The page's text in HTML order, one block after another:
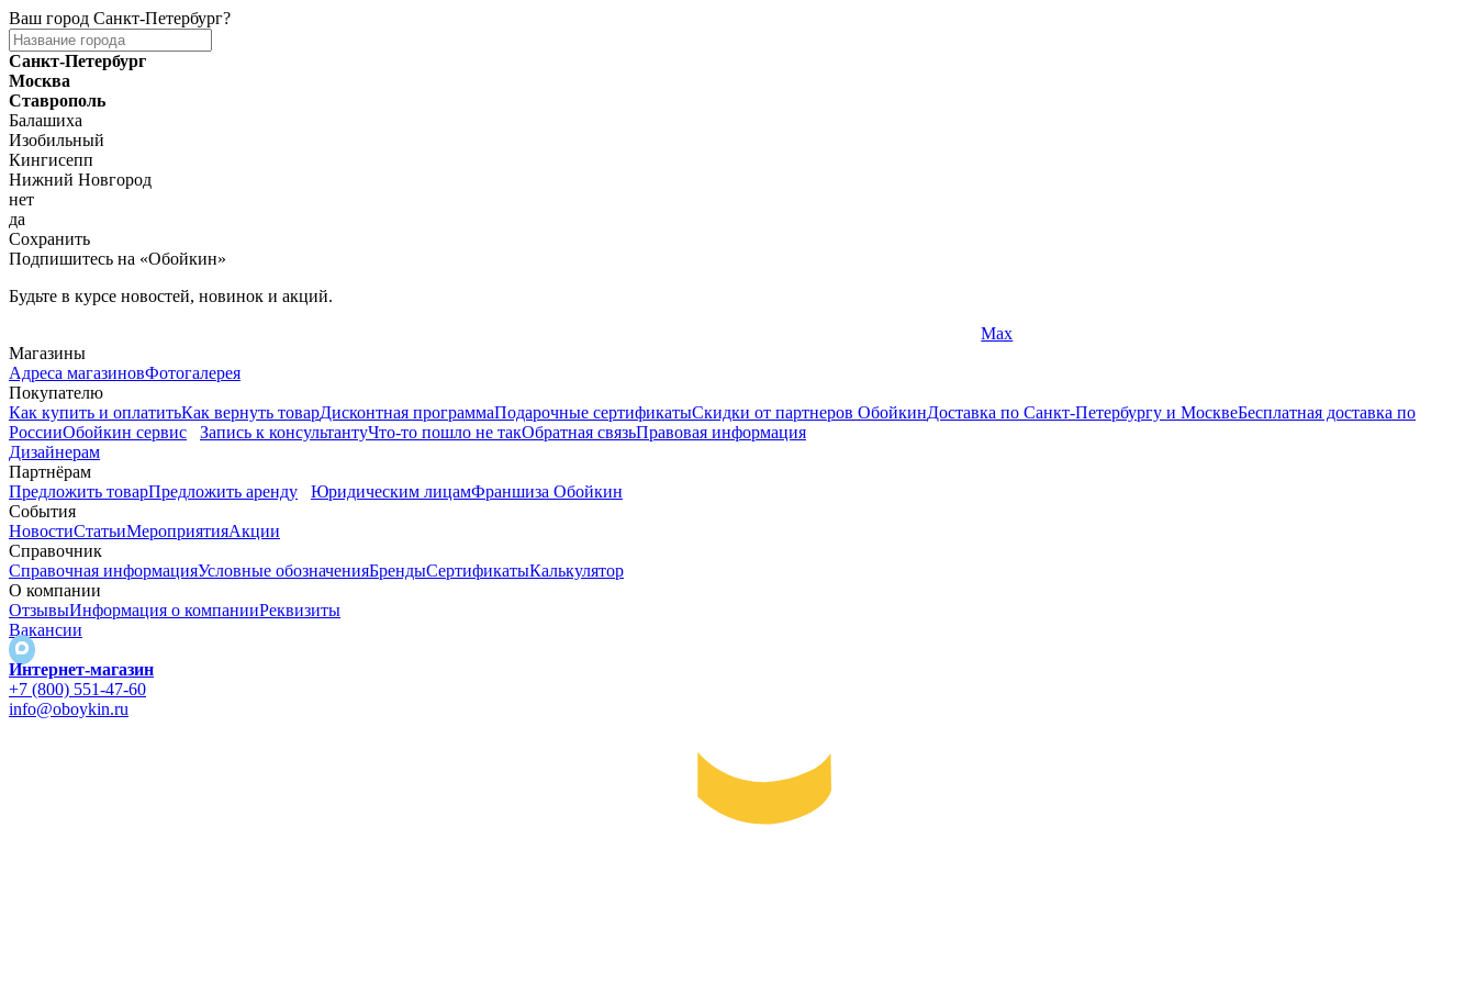
Ваш город Санкт-Петербург?
Санкт-Петербург
Москва
Ставрополь
Балашиха
Изобильный
Кингисепп
Нижний Новгород
нет
да
Сохранить
Подпишитесь на «Обойкин»
Будьте в курсе новостей, новинок и акций.
Max
Магазины
Адреса магазиновФотогалерея
Покупателю
Как купить и оплатитьКак вернуть товарДисконтная программаПодарочные сертификатыСкидки от партнеров ОбойкинДоставка по Санкт-Петербургу и МосквеБесплатная доставка по
РоссииОбойкин сервис Запись к консультантуЧто-то пошло не такОбратная связьПравовая информация
Дизайнерам
Партнёрам
Предложить товарПредложить аренду Юридическим лицамФраншиза Обойкин
События
НовостиСтатьиМероприятияАкции
Справочник
Справочная информацияУсловные обозначенияБрендыСертификатыКалькулятор
О компании
ОтзывыИнформация о компанииРеквизиты
Вакансии
Интернет-магазин
+7 (800) 551-47-60
info@oboykin.ru